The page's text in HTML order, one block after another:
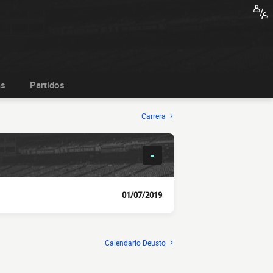
Partidos
Carrera
-
01/07/2019
Calendario Deusto